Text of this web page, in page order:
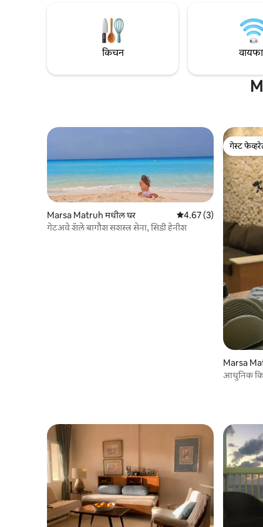
बुक करा
किचन
Marsa Matruh मधील घर 5 पैकी 4.67 सरासरी रेटिंग,
4.67 (3)
गेटअवे शॅले बागौश सशस्त्र सेना, सिडी हेनीश
गेस्ट
गेस्ट
Marsa
आधुनिक